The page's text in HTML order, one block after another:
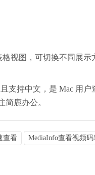
视图，可切换不同展示
支持中文，是 Mac 用
鹿办公。
查看 MediaInfo查看视频码